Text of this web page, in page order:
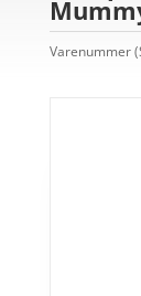
Varenummer